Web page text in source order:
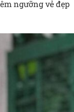
ngưỡng vẻ đẹp